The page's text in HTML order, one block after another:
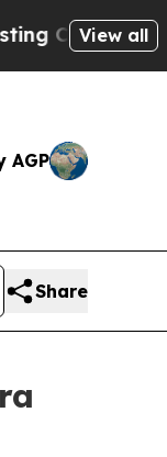
Biblical
View all
AGP
Share